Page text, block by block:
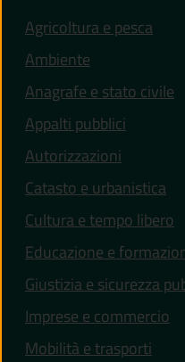
Agricoltura e pesca
Ambiente
Anagrafe e stato civile
Appalti pubblici
Autorizzazioni
Catasto e urbanistica
Cultura e tempo libero
Educazione e
Giustizia e sicurezza
Imprese e commercio
Mobilità e trasporti